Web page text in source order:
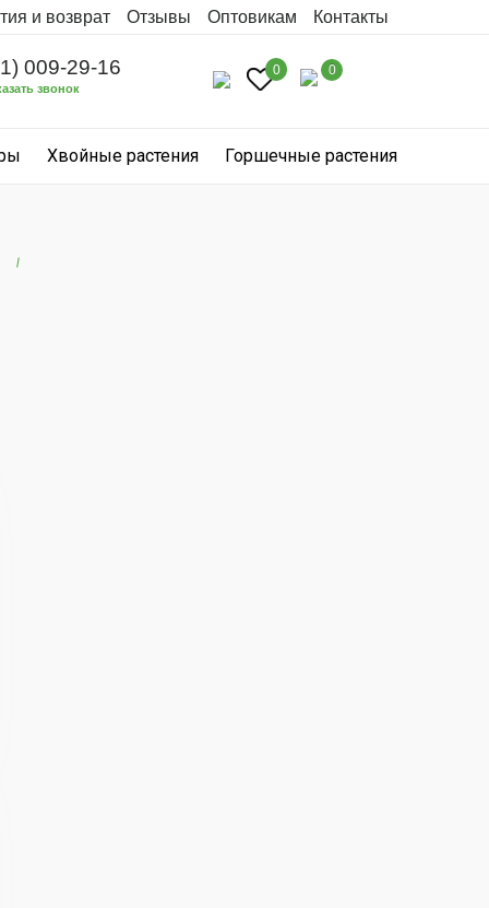
и возврат Отзывы Оптовикам Контакты
009-29-16
звонок
0 0
Хвойные растения Горшечные растения